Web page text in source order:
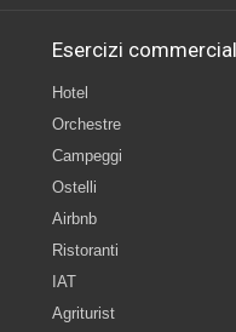
Esercizi
Hotel
Orchestre
Campeggi
Ostelli
Airbnb
Ristoranti
IAT
Agriturist